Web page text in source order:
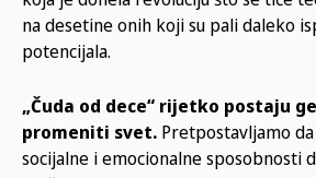
na desetine onih koji su pali daleko
potencijala.
„Čuda od dece“ rijetko postaju
promeniti svet. Pretpostavljamo
socijalne i emocionalne sposobnosti